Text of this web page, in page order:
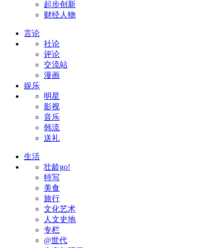
起步创新
财经人物
言论
社论
评论
交流站
漫画
娱乐
明星
影视
音乐
韩流
送礼
生活
壮龄go!
特写
美食
旅行
文化艺术
人文史地
专栏
@世代